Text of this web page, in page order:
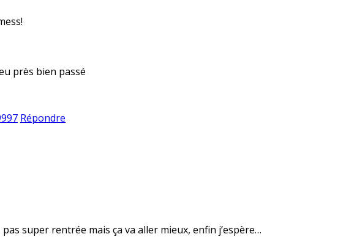
près bien passé
Répondre
super rentrée mais ça va aller mieux, enfin j’espère…